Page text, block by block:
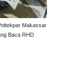
Makassar
Baca RHD